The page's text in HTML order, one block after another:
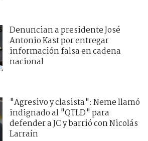
Denuncian a presidente José
Antonio Kast por entregar
información falsa en cadena
nacional
"Agresivo y clasista": Neme llamó
indignado al "QTLD" para
defender a JC y barrió con Nicolás
Larraín